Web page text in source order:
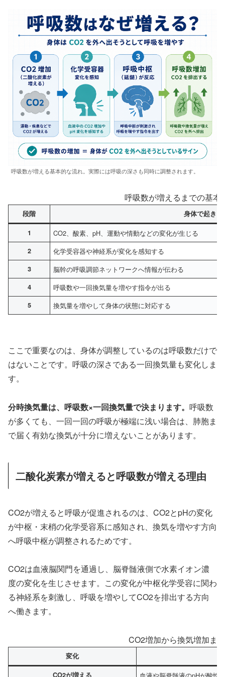
呼吸数が増える基本的な流れ。実際には呼吸の深さも同時に調整されます。
呼吸数が増えるまでの基本
段階 身体で起きる
1 CO2、酸素、pH、運動や情動などの変化が生じる
2 化学受容器や神経系が変化を感知する
3 脳幹の呼吸調節ネットワークへ情報が伝わる
4 呼吸数や一回換気量を増やす指令が出る
5 換気量を増やして身体の状態に対応する
ここで重要なのは、身体が調整しているのは呼吸数だけで
はないことです。呼吸の深さである一回換気量も変化しま
す。
分時換気量は、呼吸数×一回換気量で決まります。 呼吸数
が多くても、一回一回の呼吸が極端に浅い場合は、肺胞ま
で届く有効な換気が十分に増えないことがあります。
二酸化炭素が増えると呼吸数が増える理由
CO2が増えると呼吸が促進されるのは、CO2とpHの変化
が中枢・末梢の化学受容系に感知され、換気を増やす方向
へ呼吸中枢が調整されるためです。
CO2は血液脳関門を通過し、脳脊髄液側で水素イオン濃
度の変化を生じさせます。この変化が中枢化学受容に関わ
る神経系を刺激し、呼吸を増やしてCO2を排出する方向
へ働きます。
CO2増加から換気増加ま
変化
CO2が増える